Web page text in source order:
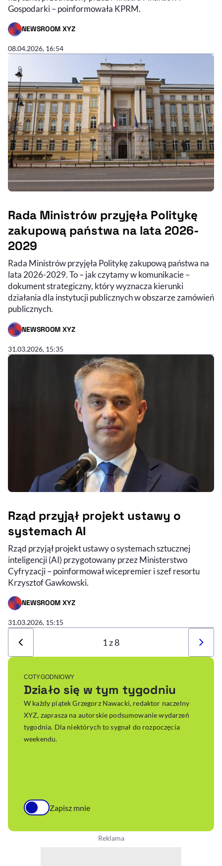
Gospodarki – poinformowała KPRM.
NEWSROOM XYZ
- AUTOR ARTYKUŁU - PROFIL
08.04.2026, 16:54
Rada Ministrów przyjęła Politykę
zakupową państwa na lata 2026-
2029
Rada Ministrów przyjęła Politykę zakupową państwa na
lata 2026-2029. To – jak czytamy w komunikacie –
dokument strategiczny, który wyznacza kierunki
działania dla instytucji publicznych w obszarze zamówień
publicznych.
NEWSROOM XYZ
- AUTOR ARTYKUŁU - PROFIL
31.03.2026, 15:35
Rząd przyjął projekt ustawy o
systemach AI
Rząd przyjął projekt ustawy o systemach sztucznej
inteligencji (AI) przygotowany przez Ministerstwo
Cyfryzacji – poinformował wicepremier i szef resortu
Krzysztof Gawkowski.
NEWSROOM XYZ
- AUTOR ARTYKUŁU - PROFIL
31.03.2026, 15:15
1 z 8